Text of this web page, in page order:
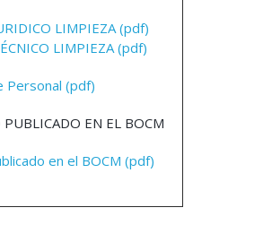
LIMPIEZA (pdf)
LIMPIEZA (pdf)
Personal (pdf)
EN EL BOCM
en el BOCM (pdf)